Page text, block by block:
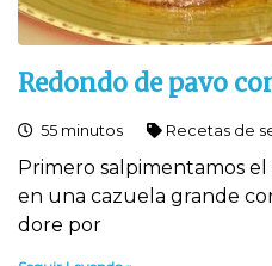
Redondo de pavo
55 minutos Recetas de
Primero salpimentamos
en una cazuela grande
dore por